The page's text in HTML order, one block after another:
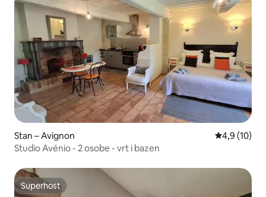
Stan – Avignon Prosječna
4,9 (10)
Studio Avénio - 2 osobe - vrt i bazen
Superhost
Superhost